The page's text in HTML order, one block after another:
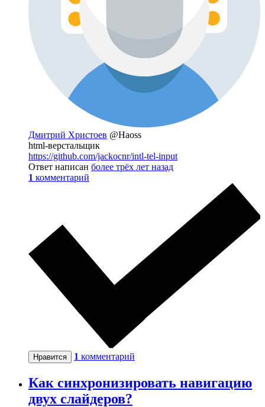
Дмитрий Христоев @Haoss
html-верстальщик
https://github.com/jackocnr/intl-tel-input
Ответ написан более трёх лет назад
1 комментарий
Нравится 1 комментарий
Как синхронизировать навигацию
двух слайдеров?